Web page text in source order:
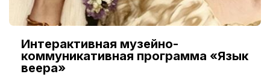
Интерактивная музейно-
коммуникативная программа «Язык
веера»